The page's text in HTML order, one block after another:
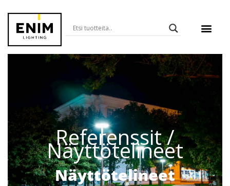
Referenssit/
Näyttötelineet
Näyttötelineet